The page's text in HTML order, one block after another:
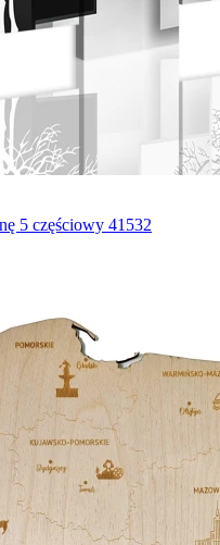
5 częściowy 41532